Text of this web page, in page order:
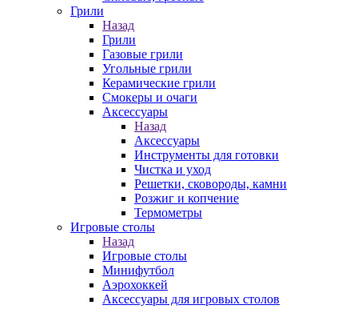
Грили
Назад
Грили
Газовые грили
Угольные грили
Керамические грили
Смокеры и очаги
Аксессуары
Назад
Аксессуары
Инструменты для готовки
Чистка и уход
Решетки, сковороды, камни
Розжиг и копчение
Термометры
Игровые столы
Назад
Игровые столы
Минифутбол
Аэрохоккей
Аксессуары для игровых столов